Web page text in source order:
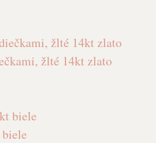
žlté 14kt zlato